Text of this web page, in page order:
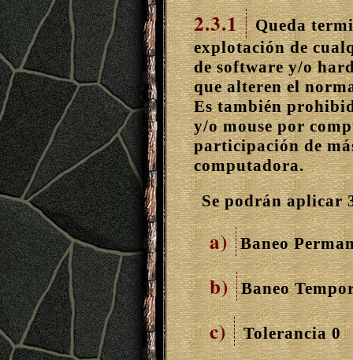
2.3.1
Queda
explotación de
de software y/o
que alteren el
Es también
y/o mouse por
participación de
computadora.
Se podrán aplicar
a) Baneo
b) Baneo
c) Tolerancia 0